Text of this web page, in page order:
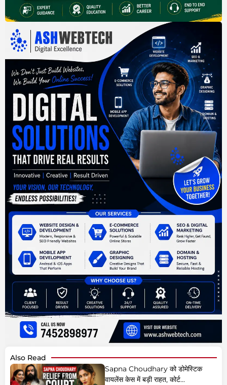
Also Read
Sapna Choudhary को डोमेस्टिक
वायलेंस केस में बड़ी राहत, कोर्ट...